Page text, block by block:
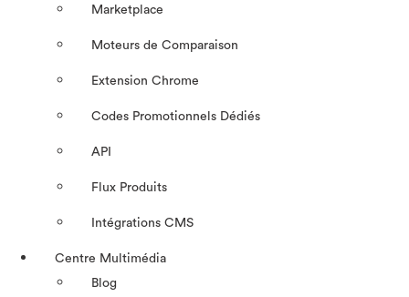
Marketplace
Moteurs de Comparaison
Extension Chrome
Codes Promotionnels Dédiés
API
Flux Produits
Intégrations CMS
Centre Multimédia
Blog